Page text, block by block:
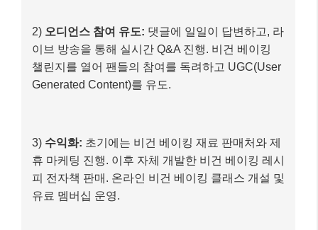
2) 오디언스 참여 유도: 댓글에 일일이 답변하고, 라
이브 방송을 통해 실시간 Q&A 진행. 비건 베이킹
챌린지를 열어 팬들의 참여를 독려하고 UGC(User
Generated Content)를 유도.
3) 수익화: 초기에는 비건 베이킹 재료 판매처와 제
휴 마케팅 진행. 이후 자체 개발한 비건 베이킹 레시
피 전자책 판매. 온라인 비건 베이킹 클래스 개설 및
유료 멤버십 운영.